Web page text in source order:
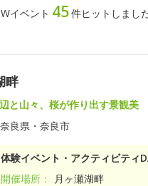
イベント 45件ヒットしまし
畔
と山々、桜が作り出す景観美
奈良県・奈良市
体験イベント・アクティビティ
開催場所：
月ヶ瀬湖畔